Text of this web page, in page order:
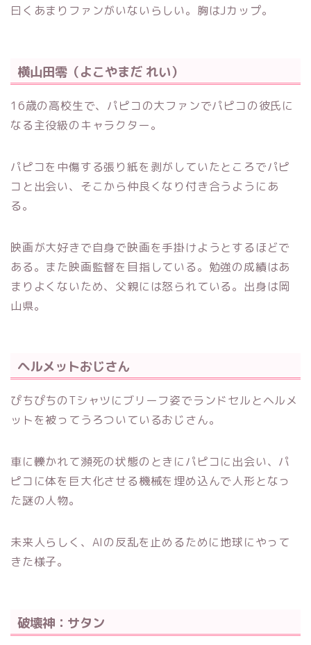
曰くあまりファンがいないらしい。胸はJカップ。
横山田零（よこやまだ れい）
16歳の高校生で、パピコの大ファンでパピコの彼氏に
なる主役級のキャラクター。
パピコを中傷する張り紙を剥がしていたところでパピ
コと出会い、そこから仲良くなり付き合うようにあ
る。
映画が大好きで自身で映画を手掛けようとするほどで
ある。また映画監督を目指している。勉強の成績はあ
まりよくないため、父親には怒られている。出身は岡
山県。
ヘルメットおじさん
ぴちぴちのTシャツにブリーフ姿でランドセルとヘルメ
ットを被ってうろついているおじさん。
車に轢かれて瀕死の状態のときにパピコに出会い、パ
ピコに体を巨大化させる機械を埋め込んで人形となっ
た謎の人物。
未来人らしく、AIの反乱を止めるために地球にやって
きた様子。
破壊神：サタン